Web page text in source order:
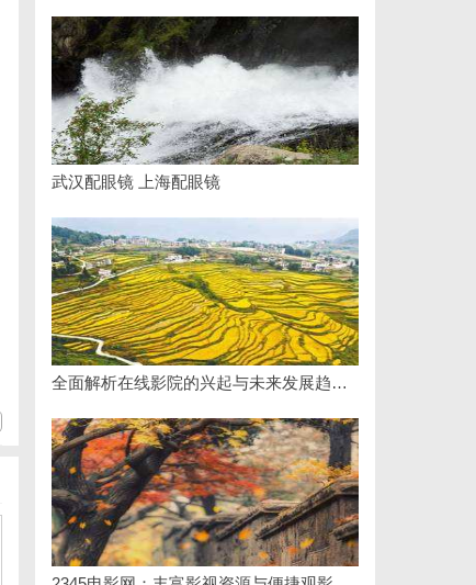
武汉配眼镜 上海配眼镜
全面解析在线影院的兴起与未来发展趋势探讨